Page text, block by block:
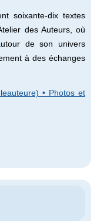
soixante-dix textes
des Auteurs, où
de son univers
à des échanges
• Photos et